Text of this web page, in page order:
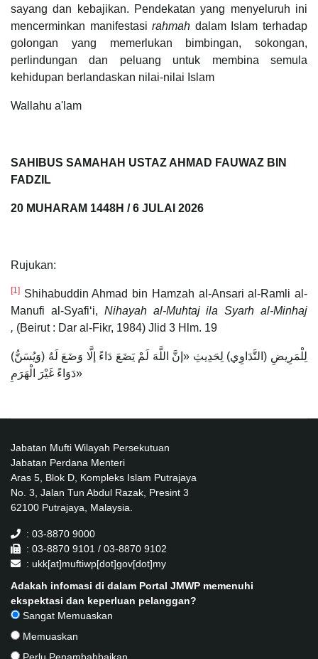
sayang dan kebajikan. Pendekatan yang menyeluruh ini
mencerminkan manifestasirahmah dalam Islam terhadap
golongan yang memerlukan bimbingan, sokongan,
perlindungan dan peluang untuk membina semula
kehidupan berlandaskan nilai-nilai Islam
Wallahu a'lam
SAHIBUS SAMAHAH USTAZ AHMAD FAUWAZ BIN
FADZIL
20 MUHARAM 1448H / 6 JULAI 2026
Rujukan:
[1] Shihabuddin Ahmad bin Hamzah al-Ansari al-Ramli al-
Manufi al-Syafi‘i, Nihayah al-Muhtaj ila Syarh al-Minhaj
, (Beirut : Dar al-Fikr, 1984) Jlid 3 Hlm. 19
(وَيُسَنُّ) لِلْمَرِيضِ (التَّدَاوِي) لِحَدِيثِ «إنَّ اللَّهَ لَمْ يَضَعَ دَاءً إلَّا وَضَعَ لَهُ
دَوَاءً غَيْرَ الْهَرَمِ»
Jabatan Mufti Wilayah Persekutuan
Jabatan Perdana Menteri
Aras 5, Blok D, Kompleks Islam Putrajaya
No. 3, Jalan Tun Abdul Razak, Presint 3
62100 Putrajaya, Malaysia.
: 03-8870 9000
: 03-8870 9101 / 03-8870 9102
: ukk[at]muftiwp[dot]gov[dot]my
Adakah infomasi di dalam Portal JMWP memenuhi
ekspektasi dan keperluan pelanggan?
Sangat Memuaskan
Memuaskan
Perlu Penambahbaikan